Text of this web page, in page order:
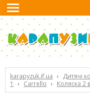
karapyzuk.if.ua › Дитячі
1
› Carrello › Коляска 2